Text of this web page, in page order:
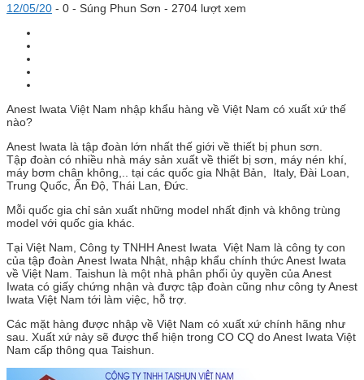
12/05/20 - 0 - Súng Phun Sơn - 2704 lượt xem
Anest Iwata Việt Nam nhập khẩu hàng về Việt Nam có xuất xứ thế
nào?
Anest Iwata là tập đoàn lớn nhất thế giới về thiết bị phun sơn.
Tập đoàn có nhiều nhà máy sản xuất về thiết bị sơn, máy nén khí,
máy bơm chân không,.. tại các quốc gia Nhật Bản, Italy, Đài Loan,
Trung Quốc, Ấn Độ, Thái Lan, Đức.
Mỗi quốc gia chỉ sản xuất những model nhất định và không trùng
model với quốc gia khác.
Tại Việt Nam, Công ty TNHH Anest Iwata Việt Nam là công ty con
của tập đoàn Anest Iwata Nhật, nhập khẩu chính thức Anest Iwata
về Việt Nam. Taishun là một nhà phân phối ủy quyền của Anest
Iwata có giấy chứng nhận và được tập đoàn cũng như công ty Anest
Iwata Việt Nam tới làm việc, hỗ trợ.
Các mặt hàng được nhập về Việt Nam có xuất xứ chính hãng như
sau. Xuất xứ này sẽ được thể hiện trong CO CQ do Anest Iwata Việt
Nam cấp thông qua Taishun.